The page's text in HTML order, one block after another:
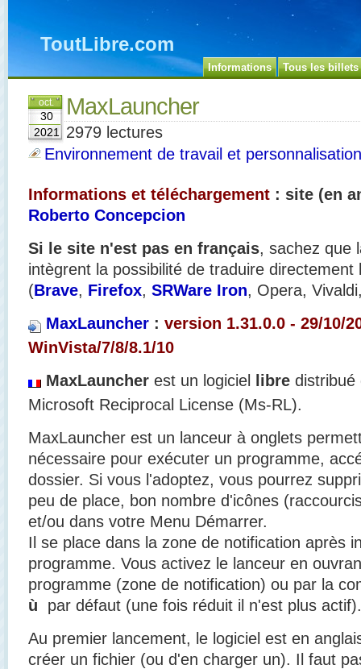
ToutLibre.com
Informations Tous les billets
oct.
30
2021
MaxLauncher
2979 lectures
Environnement de travail et personnalisation
Informations et téléchargement : site (en
Roberto Concepcion
Si le site n'est pas en français, sachez que
intègrent la possibilité de traduire directement
(Brave, Firefox, SRWare Iron, Opera,
MaxLauncher : version 1.31.0.0 - 29/10/
WinVista/7/8/8.1/10
MaxLauncher est un logiciel libre distribué
Microsoft Reciprocal License (Ms-RL).
MaxLauncher est un lanceur à onglets
nécessaire pour exécuter un programme,
dossier. Si vous l'adoptez, vous pourrez
peu de place, bon nombre d'icônes
et/ou dans votre Menu Démarrer.
Il se place dans la zone de notification après
programme. Vous activez le lanceur en
programme (zone de notification) ou par la
ù
par défaut (une fois réduit il n'est plus actif).
Au premier lancement, le logiciel est en
créer un fichier (ou d'en charger un). Il faut